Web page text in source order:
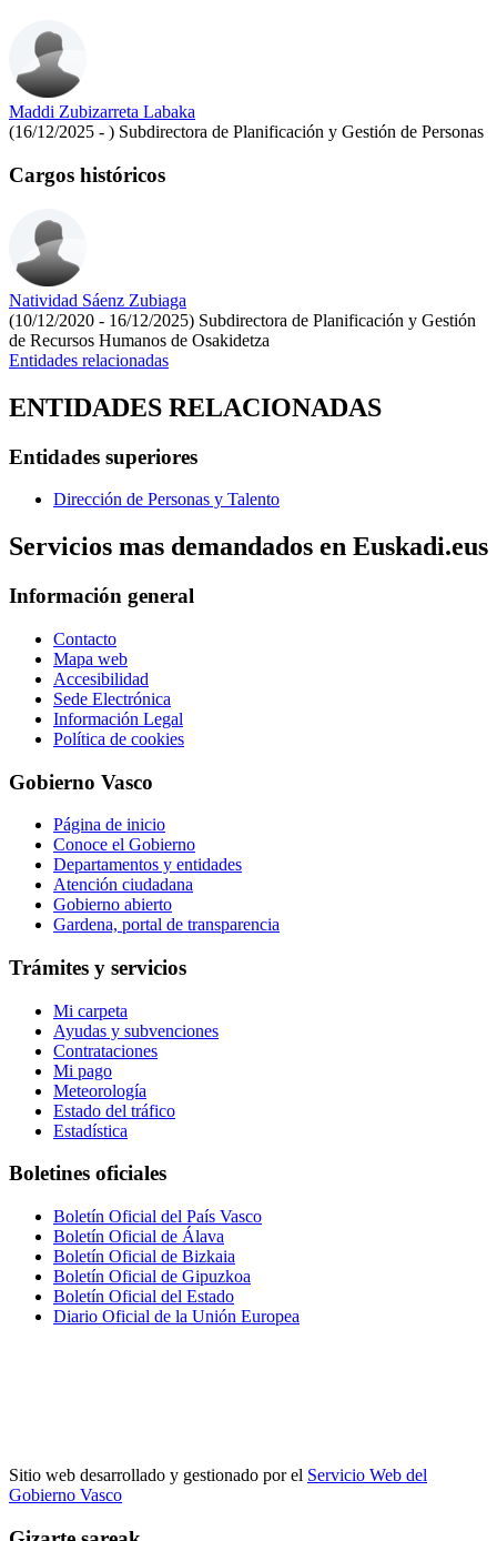
Maddi Zubizarreta Labaka
(16/12/2025 - ) Subdirectora de Planificación y Gestión de Personas
Cargos históricos
Natividad Sáenz Zubiaga
(10/12/2020 - 16/12/2025) Subdirectora de Planificación y Gestión
de Recursos Humanos de Osakidetza
Entidades relacionadas
ENTIDADES RELACIONADAS
Entidades superiores
Dirección de Personas y Talento
Servicios mas demandados en Euskadi.eus
Información general
Contacto
Mapa web
Accesibilidad
Sede Electrónica
Información Legal
Política de cookies
Gobierno Vasco
Página de inicio
Conoce el Gobierno
Departamentos y entidades
Atención ciudadana
Gobierno abierto
Gardena, portal de transparencia
Trámites y servicios
Mi carpeta
Ayudas y subvenciones
Contrataciones
Mi pago
Meteorología
Estado del tráfico
Estadística
Boletines oficiales
Boletín Oficial del País Vasco
Boletín Oficial de Álava
Boletín Oficial de Bizkaia
Boletín Oficial de Gipuzkoa
Boletín Oficial del Estado
Diario Oficial de la Unión Europea
Sitio web desarrollado y gestionado por el Servicio Web del
Gobierno Vasco